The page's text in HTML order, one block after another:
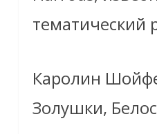
тематический
Каролин
Золушки,